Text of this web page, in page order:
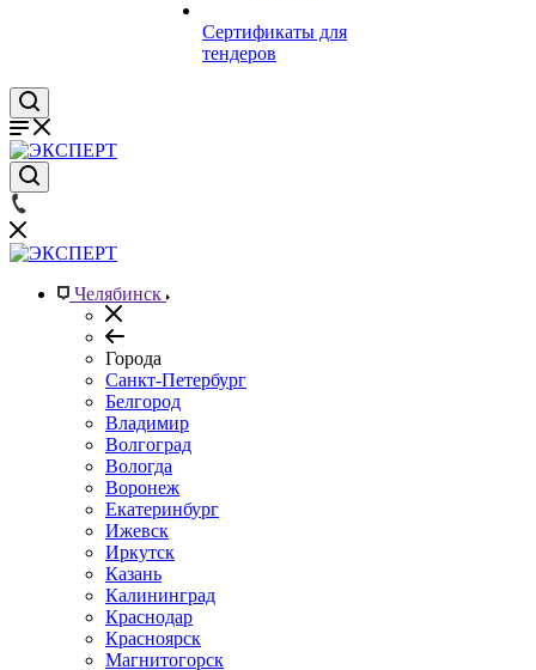
Сертификаты для
тендеров
Челябинск
Города
Санкт-Петербург
Белгород
Владимир
Волгоград
Вологда
Воронеж
Екатеринбург
Ижевск
Иркутск
Казань
Калининград
Краснодар
Красноярск
Магнитогорск